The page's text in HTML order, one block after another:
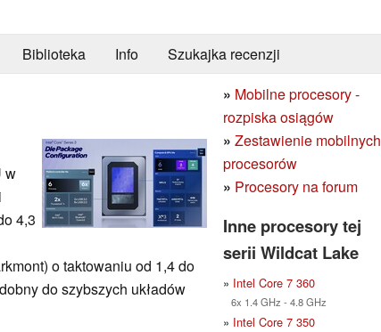
Biblioteka Info Szukajka recenzji
w
4,3
o taktowaniu od 1,4 do
do szybszych układów
» Mobilne procesory -
rozpiska osiągów
» Zestawienie mobilnych
procesorów
» Procesory na forum
Inne procesory tej
serii Wildcat Lake
» Intel Core 7 360
6x 1.4 GHz - 4.8 GHz
» Intel Core 7 350